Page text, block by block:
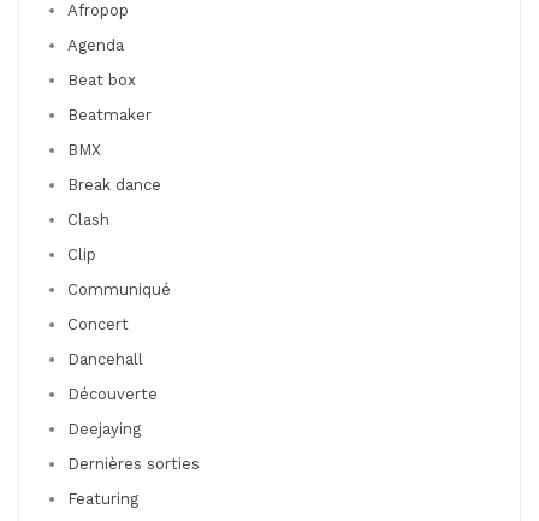
Afropop
Agenda
Beat box
Beatmaker
BMX
Break dance
Clash
Clip
Communiqué
Concert
Dancehall
Découverte
Deejaying
Dernières sorties
Featuring